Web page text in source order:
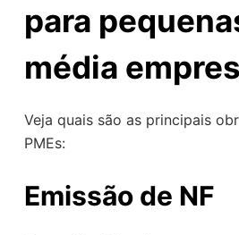
para
média
Veja quais são as principais
PMEs:
Emissão de NF